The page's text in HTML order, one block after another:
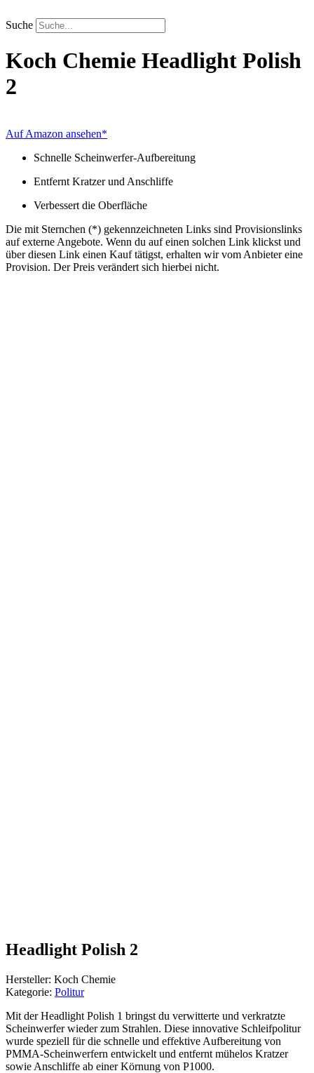
Inhalt
springen
Suche
Koch Chemie Headlight Polish
2
Auf Amazon ansehen*
Schnelle Scheinwerfer-Aufbereitung
Entfernt Kratzer und Anschliffe
Verbessert die Oberfläche
Die mit Sternchen (*) gekennzeichneten Links sind Provisionslinks
auf externe Angebote. Wenn du auf einen solchen Link klickst und
über diesen Link einen Kauf tätigst, erhalten wir vom Anbieter eine
Provision. Der Preis verändert sich hierbei nicht.
Headlight Polish 2
Hersteller: Koch Chemie
Kategorie: Politur
Mit der Headlight Polish 1 bringst du verwitterte und verkratzte
Scheinwerfer wieder zum Strahlen. Diese innovative Schleifpolitur
wurde speziell für die schnelle und effektive Aufbereitung von
PMMA-Scheinwerfern entwickelt und entfernt mühelos Kratzer
sowie Anschliffe ab einer Körnung von P1000.